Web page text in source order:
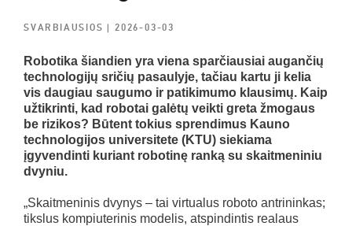
SVARBIAUSIOS| 2026-03-03
Robotika šiandien yra viena sparčiausiai augančių
technologijų sričių pasaulyje, tačiau kartu ji kelia
vis daugiau saugumo ir patikimumo klausimų. Kaip
užtikrinti, kad robotai galėtų veikti greta žmogaus
be rizikos? Būtent tokius sprendimus Kauno
technologijos universitete (KTU) siekiama
įgyvendinti kuriant robotinę ranką su skaitmeniniu
dvyniu.
„Skaitmeninis dvynys – tai virtualus roboto antrininkas;
tikslus kompiuterinis modelis, atspindintis realaus